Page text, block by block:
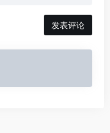
发表评论